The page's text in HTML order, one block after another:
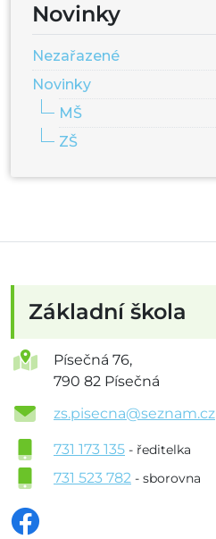
Novinky
Nezařazené
Novinky
MŠ
ZŠ
Základní škola
Písečná 76,
790 82 Písečná
zs.pisecna@seznam.cz
731 173 135 - ředitelka
731 523 782 - sborovna